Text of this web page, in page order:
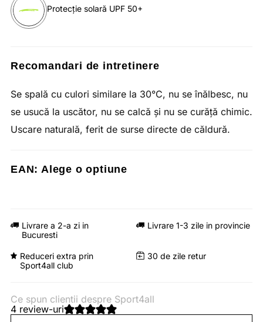
Protecție solară UPF 50+
Recomandari de intretinere
Se spală cu culori similare la 30°C, nu se înălbesc, nu
se usucă la uscător, nu se calcă și nu se curăță chimic.
Uscare naturală, ferit de surse directe de căldură.
EAN: Alege o optiune
Livrare a 2-a zi in
Bucuresti
Livrare 1-3 zile in provincie
Reduceri extra prin
Sport4all club
30 de zile retur
Ce spun clientii despre Sport4all
4 review-uri